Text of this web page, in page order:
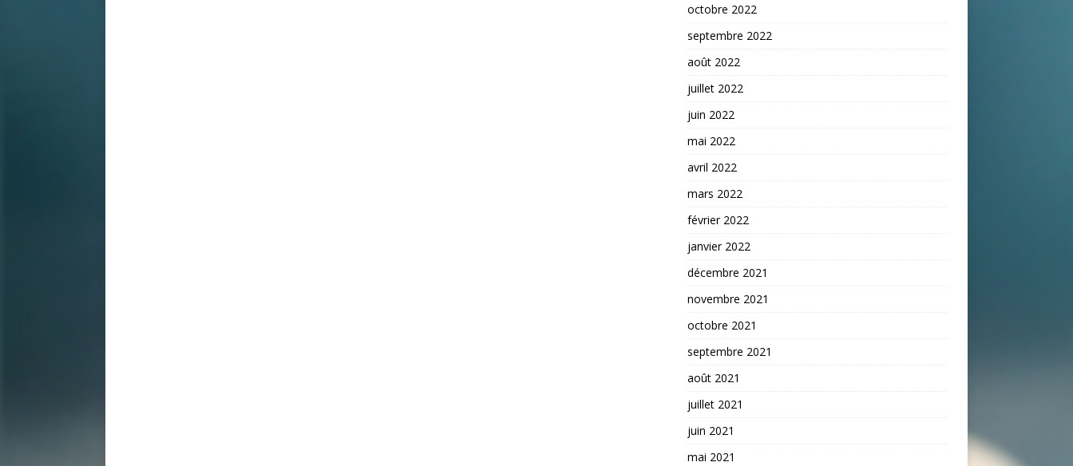
octobre 2022
septembre 2022
août 2022
juillet 2022
juin 2022
mai 2022
avril 2022
mars 2022
février 2022
janvier 2022
décembre 2021
novembre 2021
octobre 2021
septembre 2021
août 2021
juillet 2021
juin 2021
mai 2021